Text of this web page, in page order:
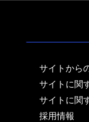
サイトから
サイトに関
サイトに関
採用情報